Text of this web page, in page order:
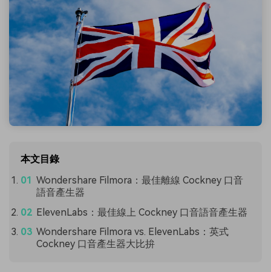
本文目錄
Wondershare Filmora：最佳離線 Cockney 口音
語音產生器
ElevenLabs：最佳線上 Cockney 口音語音產生器
Wondershare Filmora vs. ElevenLabs：英式
Cockney 口音產生器大比拚